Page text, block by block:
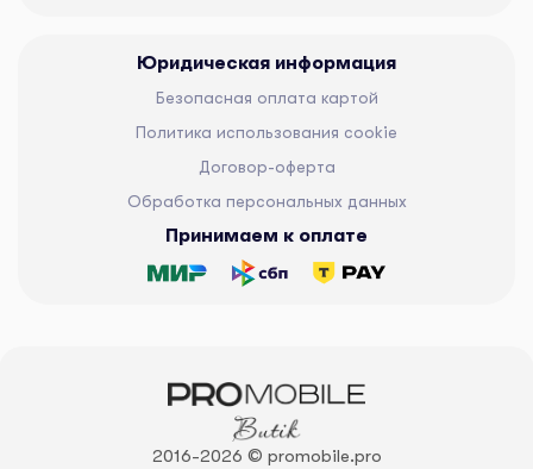
Юридическая информация
Безопасная оплата картой
Политика использования cookie
Договор-оферта
Обработка персональных данных
Принимаем к оплате
2016-2026 © promobile.pro